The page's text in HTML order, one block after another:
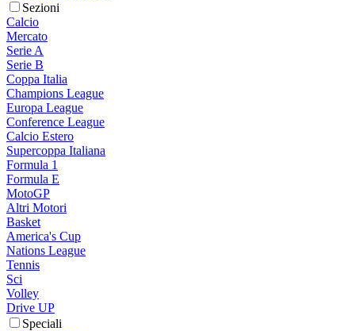
Sezioni
Calcio
Mercato
Serie A
Serie B
Coppa Italia
Champions League
Europa League
Conference League
Calcio Estero
Supercoppa Italiana
Formula 1
Formula E
MotoGP
Altri Motori
Basket
America's Cup
Nations League
Tennis
Sci
Volley
Drive UP
Speciali